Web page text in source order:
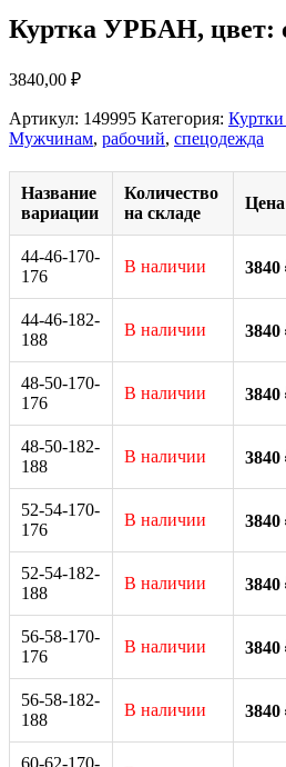
Куртка УРБАН, цвет:
3840,00 ₽
Артикул: 149995 Категория:
Мужчинам, рабочий, спецодежда
Название
вариации
Количество
на складе
Цена
44-46-170-
176
В наличии 3840
44-46-182-
188
В наличии 3840
48-50-170-
176
В наличии 3840
48-50-182-
188
В наличии 3840
52-54-170-
176
В наличии 3840
52-54-182-
188
В наличии 3840
56-58-170-
176
В наличии 3840
56-58-182-
188
В наличии 3840
60-62-170-